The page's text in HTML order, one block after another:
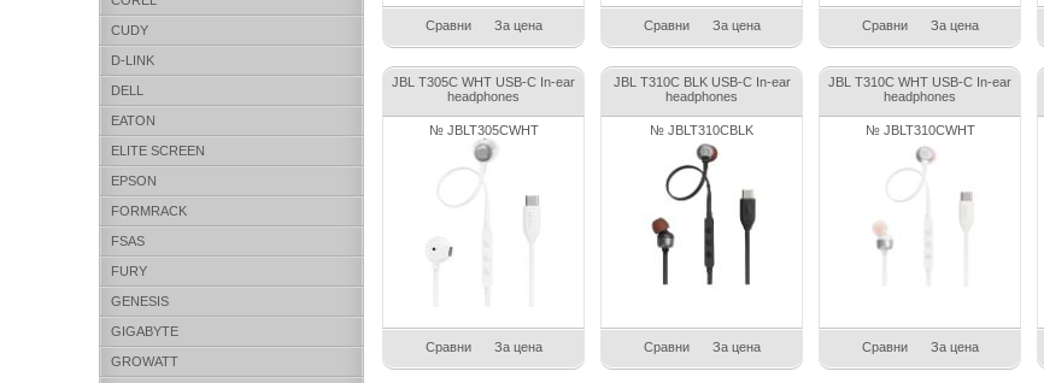
CUDY
D-LINK
DELL
EATON
ELITE SCREEN
EPSON
FORMRACK
FSAS
FURY
GENESIS
GIGABYTE
GROWATT
Сравни За цена Сравни За цена Сравни За цена
JBL T305C WHT USB-C In-ear
headphones
№ JBLT305CWHT
Сравни За цена
JBL T310C BLK USB-C In-ear
headphones
№ JBLT310CBLK
Сравни За цена
JBL T310C WHT USB-C In-ear
headphones
№ JBLT310CWHT
Сравни За цена